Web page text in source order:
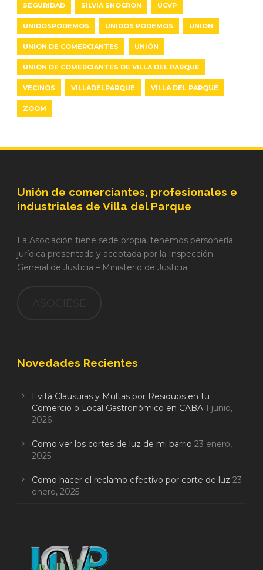
SEGURIDAD SILVIA SHOCRON UCVP
UNIDOSPODEMOS UNIDOS PODEMOS UNION
UNION DE COMERCIANTES UNIÓN
UNIÓN DE COMERCIANTES DE VILLA DEL PARQUE
VECINOS VILLADELPARQUE VILLA DEL PARQUE
ZOOM
Unión de comerciantes, profesionales e
industriales de Villa del Parque
La Asociación tiene sede propia, tenemos personería
jurídica presentada y aceptada por la Inspección
General de Justicia – Ministerio de Justicia.
ASOCIESE
Novedades Recientes
Evitá Clausuras y Multas por Residuos en tu
Comercio o Local Gastronómico en CABA 1 junio,
2026
Como ver los cortes de luz de mi barrio 23 enero,
2025
Como hacer el reclamo efectivo por corte de luz 23
enero, 2025